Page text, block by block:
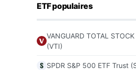
ETF populaires
VANGUARD TOTAL
(VTI)
SPDR S&P 500 ETF Trust